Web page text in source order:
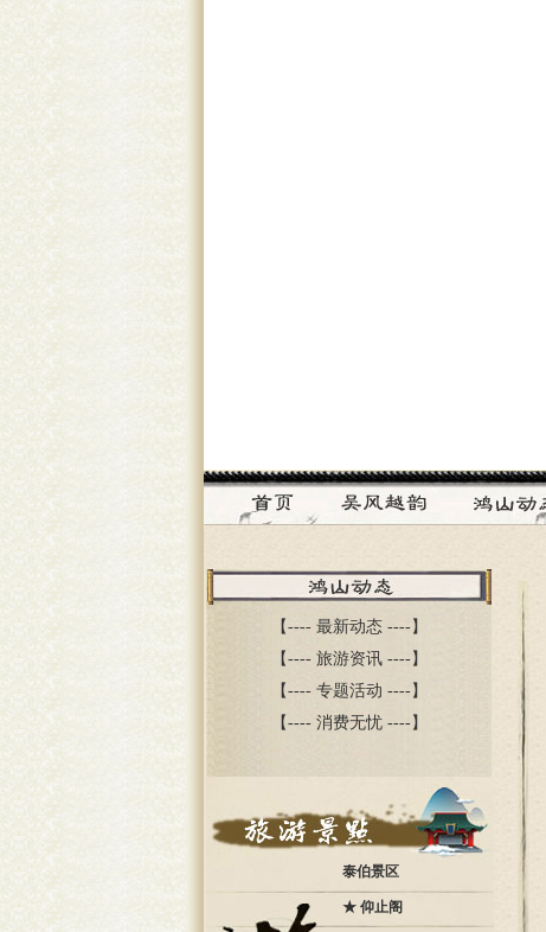
【---- 最新动态 ----】
【---- 旅游资讯 ----】
【---- 专题活动 ----】
【---- 消费无忧 ----】
泰伯景区
★ 仰止阁